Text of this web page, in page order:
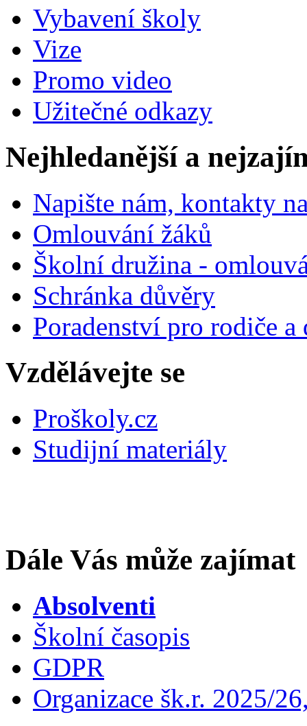
Vybavení školy
Vize
Promo video
Užitečné odkazy
Nejhledanější a
Napište nám, kontakty
Omlouvání žáků
Školní družina -
Schránka důvěry
Poradenství pro rodiče
Vzdělávejte se
Proškoly.cz
Studijní materiály
Dále Vás může zajímat
Absolventi
Školní časopis
GDPR
Organizace šk.r. 2025/